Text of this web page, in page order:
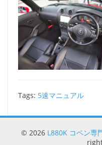
Tags: 5速マニュアル
© 2026 L880K コペン専